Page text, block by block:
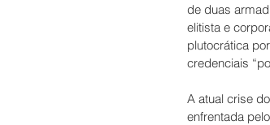
de duas
elitista e
plutocrática
credenciais
A atual crise
enfrentada